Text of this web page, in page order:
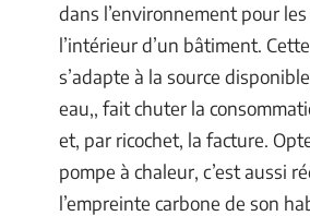
dans l’environnement pour
l’intérieur d’un bâtiment.
s’adapte à la source
eau,, fait chuter la
et, par ricochet, la facture.
pompe à chaleur, c’est aussi
l’empreinte carbone de son